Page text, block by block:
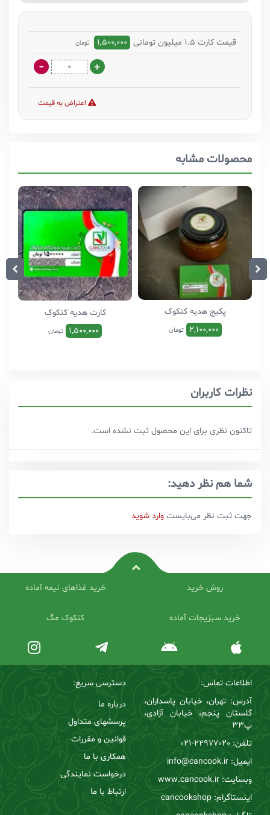
قیمت کارت 1.5 میلیون تومانی 1,500,000 تومان
اعتراض به قیمت
محصولات مشابه
پکیج هدیه کنکوک
2,100,000
تومان
کارت هدیه کنکوک
1,500,000
تومان
نظرات کاربران
تاکنون نظری برای این محصول ثبت نشده است.
شما هم نظر دهید:
جهت ثبت نظر می‌بایست وارد شوید
روش خرید
خرید سبزیجات آماده
خرید غذاهای نیمه آماده
کنکوک مگ
اطلاعات تماس:
آدرس: تهران، خیابان پاسداران،
گلستان پنجم، خیابان آزادی،
پ33
تلفن: 22977020-021
ایمیل: info@cancook.ir
وبسایت: www.cancook.ir
اینستاگرام: cancookshop
دسترسی سریع:
درباره ما
پرسشهای متداول
قوانین و مقررات
همکاری با ما
درخواست نمایندگی
ارتباط با ما